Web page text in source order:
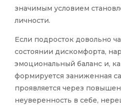
значимым условием
личности.
Если подросток довольно
состоянии дискомфорта,
эмоциональный баланс и,
формируется заниженная
проявляется через
неуверенность в себе,